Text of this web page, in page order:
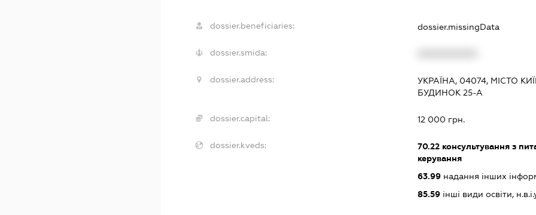
dossier.beneficiaries: dossier.missingData
dossier.smida:
dossier.address:
УКРАЇНА, 04074, МІСТО
БУДИНОК 25-А
dossier.capital: 12 000 грн.
dossier.kveds: 70.22консультування з
керування
63.99надання інших
85.59інші види освіти,